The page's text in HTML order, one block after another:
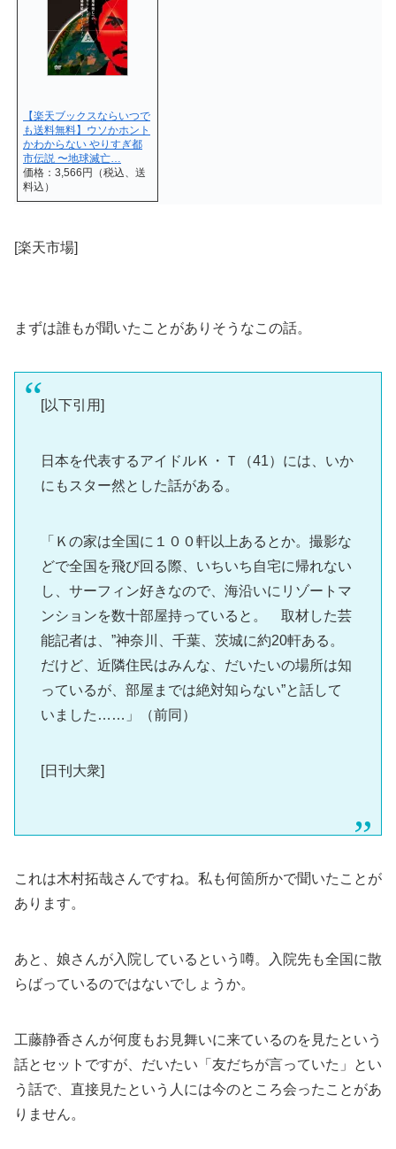
【楽天ブックスならいつで
も送料無料】ウソかホント
かわからない やりすぎ都
市伝説 〜地球滅亡…
価格：3,566円（税込、送
料込）
[楽天市場]
まずは誰もが聞いたことがありそうなこの話。
[以下引用]
日本を代表するアイドルＫ・Ｔ（41）には、いか
にもスター然とした話がある。
「Ｋの家は全国に１００軒以上あるとか。撮影な
どで全国を飛び回る際、いちいち自宅に帰れない
し、サーフィン好きなので、海沿いにリゾートマ
ンションを数十部屋持っていると。 取材した芸
能記者は、”神奈川、千葉、茨城に約20軒ある。
だけど、近隣住民はみんな、だいたいの場所は知
っているが、部屋までは絶対知らない”と話して
いました……」（前同）
[日刊大衆]
これは木村拓哉さんですね。私も何箇所かで聞いたことが
あります。
あと、娘さんが入院しているという噂。入院先も全国に散
らばっているのではないでしょうか。
工藤静香さんが何度もお見舞いに来ているのを見たという
話とセットですが、だいたい「友だちが言っていた」とい
う話で、直接見たという人には今のところ会ったことがあ
りません。